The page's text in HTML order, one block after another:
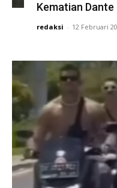
Kematian Dante
redaksi - 12 Februari